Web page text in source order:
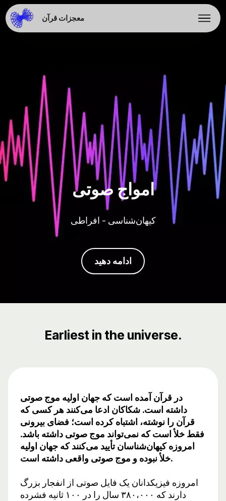
معجزات قرآن
امواج صوتی
کیهان‌شناسی - افراطی
ادامه دهید
Earliest in the universe.
در قرآن آمده است که جهان اولیه موج صوتی
داشته است. شکاکان ادعا می‌کنند هر کسی که
قرآن را نوشته، اشتباه کرده است؛ فضای بیرونی
فقط خلأ است که نمی‌تواند موج صوتی داشته باشد.
امروزه کیهان‌شناسان تأیید می‌کنند که جهان اولیه
خلأ نبوده و موج صوتی واقعی داشته است.
امروزه فیزیکدانان یک فایل صوتی از انفجار بزرگ
دارند که ۳۸۰،۰۰۰ سال را در ۱۰۰ ثانیه فشرده